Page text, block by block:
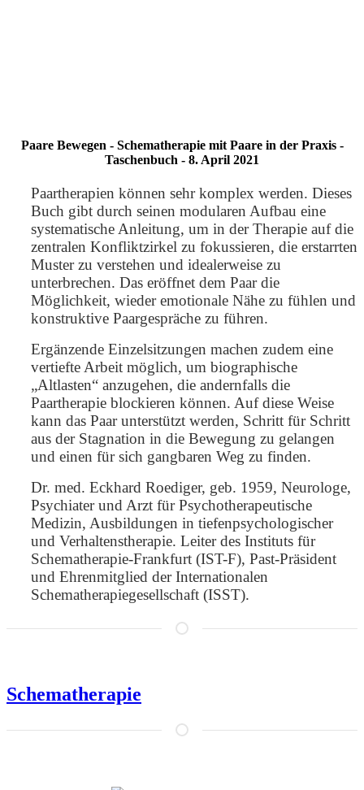
Paare Bewegen - Schematherapie mit Paare in der Praxis -
Taschenbuch - 8. April 2021
Paartherapien können sehr komplex werden. Dieses
Buch gibt durch seinen modularen Aufbau eine
systematische Anleitung, um in der Therapie auf die
zentralen Konfliktzirkel zu fokussieren, die erstarrten
Muster zu verstehen und idealerweise zu
unterbrechen. Das eröffnet dem Paar die
Möglichkeit, wieder emotionale Nähe zu fühlen und
konstruktive Paargespräche zu führen.
Ergänzende Einzelsitzungen machen zudem eine
vertiefte Arbeit möglich, um biographische
„Altlasten“ anzugehen, die andernfalls die
Paartherapie blockieren können. Auf diese Weise
kann das Paar unterstützt werden, Schritt für Schritt
aus der Stagnation in die Bewegung zu gelangen
und einen für sich gangbaren Weg zu finden.
Dr. med. Eckhard Roediger, geb. 1959, Neurologe,
Psychiater und Arzt für Psychotherapeutische
Medizin, Ausbildungen in tiefenpsychologischer
und Verhaltenstherapie. Leiter des Instituts für
Schematherapie-Frankfurt (IST-F), Past-Präsident
und Ehrenmitglied der Internationalen
Schematherapiegesellschaft (ISST).
Schematherapie